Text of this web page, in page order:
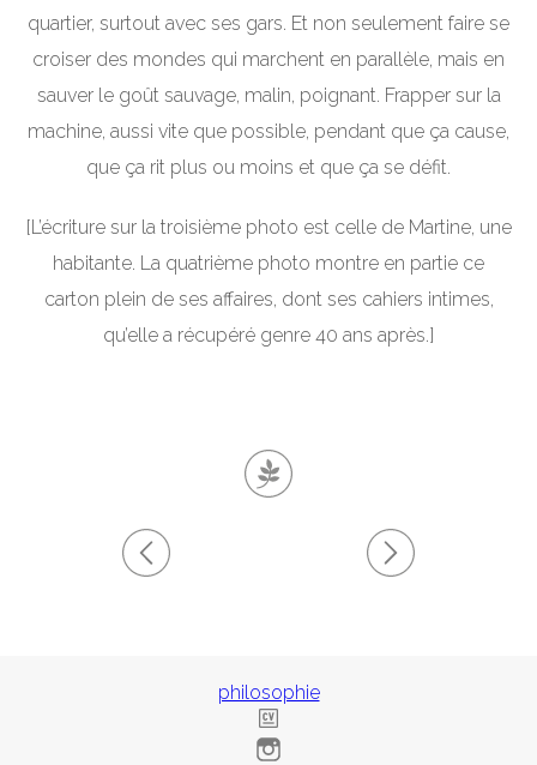
quartier, surtout avec ses gars. Et non seulement faire se
croiser des mondes qui marchent en parallèle, mais en
sauver le goût sauvage, malin, poignant. Frapper sur la
machine, aussi vite que possible, pendant que ça cause,
que ça rit plus ou moins et que ça se défit.
[L’écriture sur la troisième photo est celle de Martine, une
habitante. La quatrième photo montre en partie ce
carton plein de ses affaires, dont ses cahiers intimes,
qu’elle a récupéré genre 40 ans après.]
philosophie